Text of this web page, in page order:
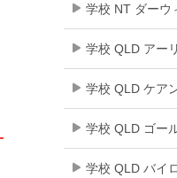
学校 NT ダーウ
学校 QLD アー
学校 QLD ケア
学校 QLD ゴー
学校 QLD バイ